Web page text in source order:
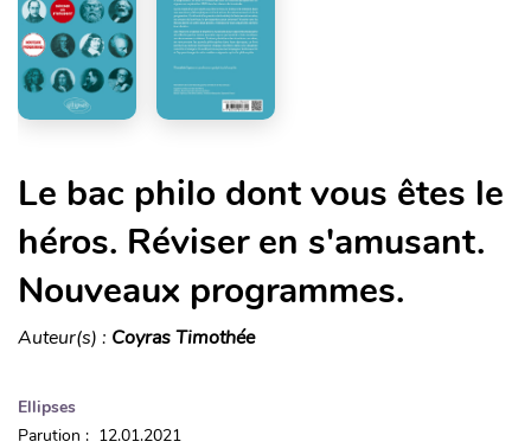
Le bac philo dont vous êtes le
héros. Réviser en s'amusant.
Nouveaux programmes.
Auteur(s) : Coyras Timothée
Ellipses
Parution : 12.01.2021